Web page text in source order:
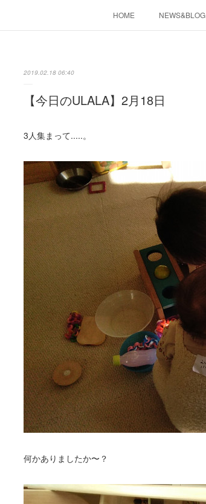
HOME NEWS&BLOG
2019.02.18 06:40
【今日のULALA】2月18日
3人集まって.....。
何かありましたか〜？